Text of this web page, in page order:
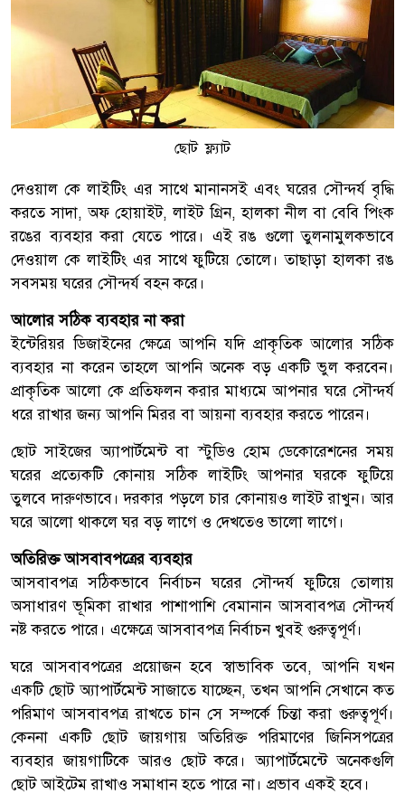
ছোট ফ্ল্যাট
দেওয়াল কে লাইটিং এর সাথে মানানসই এবং ঘরের সৌন্দর্য বৃদ্ধি
করতে সাদা, অফ হোয়াইট, লাইট গ্রিন, হালকা নীল বা বেবি পিংক
রঙের ব্যবহার করা যেতে পারে। এই রঙ গুলো তুলনামুলকভাবে
দেওয়াল কে লাইটিং এর সাথে ফুটিয়ে তোলে। তাছাড়া হালকা রঙ
সবসময় ঘরের সৌন্দর্য বহন করে।
আলোর সঠিক ব্যবহার না করা
ইন্টেরিয়র ডিজাইনের ক্ষেত্রে আপনি যদি প্রাকৃতিক আলোর সঠিক
ব্যবহার না করেন তাহলে আপনি অনেক বড় একটি ভুল করবেন।
প্রাকৃতিক আলো কে প্রতিফলন করার মাধ্যমে আপনার ঘরে সৌন্দর্য
ধরে রাখার জন্য আপনি মিরর বা আয়না ব্যবহার করতে পারেন।
ছোট সাইজের অ্যাপার্টমেন্ট বা স্টুডিও হোম ডেকোরেশনের সময়
ঘরের প্রত্যেকটি কোনায় সঠিক লাইটিং আপনার ঘরকে ফুটিয়ে
তুলবে দারুণভাবে। দরকার পড়লে চার কোনায়ও লাইট রাখুন। আর
ঘরে আলো থাকলে ঘর বড় লাগে ও দেখতেও ভালো লাগে।
অতিরিক্ত আসবাবপত্রের ব্যবহার
আসবাবপত্র সঠিকভাবে নির্বাচন ঘরের সৌন্দর্য ফুটিয়ে তোলায়
অসাধারণ ভূমিকা রাখার পাশাপাশি বেমানান আসবাবপত্র সৌন্দর্য
নষ্ট করতে পারে। এক্ষেত্রে আসবাবপত্র নির্বাচন খুবই গুরুত্বপূর্ণ।
ঘরে আসবাবপত্রের প্রয়োজন হবে স্বাভাবিক তবে, আপনি যখন
একটি ছোট অ্যাপার্টমেন্ট সাজাতে যাচ্ছেন, তখন আপনি সেখানে কত
পরিমাণ আসবাবপত্র রাখতে চান সে সম্পর্কে চিন্তা করা গুরুত্বপূর্ণ।
কেননা একটি ছোট জায়গায় অতিরিক্ত পরিমাণের জিনিসপত্রের
ব্যবহার জায়গাটিকে আরও ছোট করে। অ্যাপার্টমেন্টে অনেকগুলি
ছোট আইটেম রাখাও সমাধান হতে পারে না। প্রভাব একই হবে।